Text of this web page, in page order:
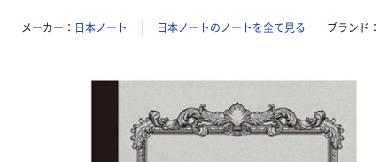
メーカー 日本ノート 日本ノートのノートを全て見る ブランド